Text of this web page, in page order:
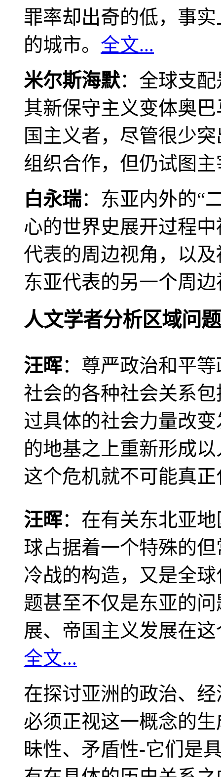
罪率却出奇的低，事
的城市。 全文...
米尔斯海默：全球支
其新保守主义变体奥
国主义者，尽管很少
组织合作，但仍试图
白永瑞：东亚内外的“
心的世界史展开过程
代表的周边视角，以
东亚代表的另一个周
人文学者分析区域问题
汪晖：尊严政治和平
社会的各种社会关系
过具体的社会力量改
的地基之上重新形成
这个危机就不可能真
汪晖：在有关东北亚
球占据着一个特殊的
冷战的构造，又是全
题甚至不仅是东亚的
展、帝国主义发展在
全文...
在探讨亚洲的政治、
必须正视这一概念的
昧性、矛盾性-它们是